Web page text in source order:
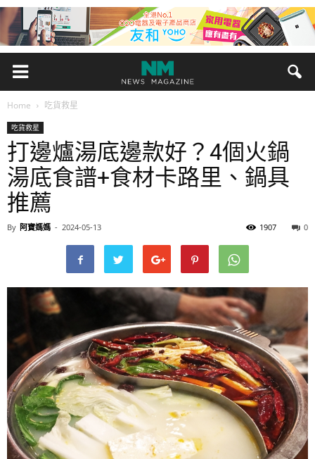
Home 吃貨救星
吃貨救星
打邊爐湯底邊款好？4個火鍋
湯底食譜+食材卡路里、鍋具
推薦
By 阿寶媽媽 - 2024-05-13 0
1907